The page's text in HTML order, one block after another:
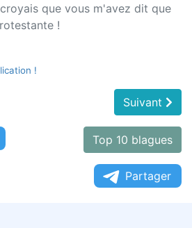
que vous m'avez dit que
!
!
Suivant
Top 10 blagues
Partager